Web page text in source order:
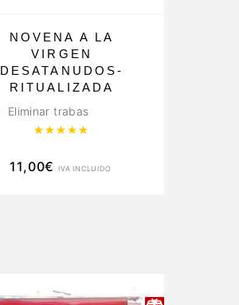
NOVENA A LA
VIRGEN
DESATANUDOS-
RITUALIZADA
Eliminar trabas
Valorado con
11,00€ IVA INCLUIDO